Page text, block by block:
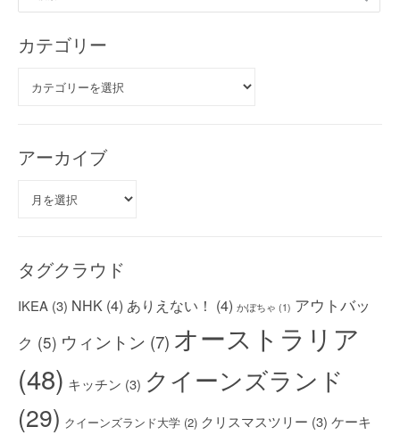
カテゴリー
アーカイブ
ブ
タグクラウド
IKEA (3) NHK (4) ありえない！ (4) かぼちゃ (1) アウトバッ
ク (5) ウィントン (7) オーストラリア
(48) キッチン (3) クイーンズランド
(29) クイーンズランド大学 (2) クリスマスツリー (3) ケーキ